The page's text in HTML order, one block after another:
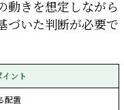
動きを想定しながら
づいた判断が必要で
イント
配置